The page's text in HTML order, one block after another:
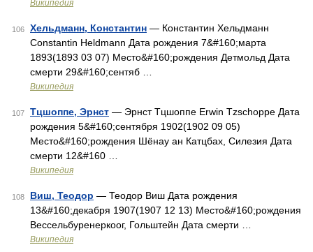
Википедия
106 Хельдманн, Константин — Константин Хельдманн
Constantin Heldmann Дата рождения 7&#160;марта
1893(1893 03 07) Место&#160;рождения Детмольд Дата
смерти 29&#160;сентяб …
Википедия
107 Тцшоппе, Эрнст — Эрнст Тцшоппе Erwin Tzschoppe Дата
рождения 5&#160;сентября 1902(1902 09 05)
Место&#160;рождения Шёнау ан Катцбах, Силезия Дата
смерти 12&#160 …
Википедия
108 Виш, Теодор — Теодор Виш Дата рождения
13&#160;декабря 1907(1907 12 13) Место&#160;рождения
Вессельбуренеркоог, Гольштейн Дата смерти …
Википедия